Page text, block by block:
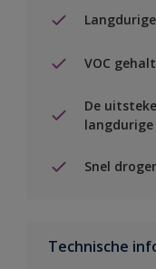
VOC
De
Snel
Technische